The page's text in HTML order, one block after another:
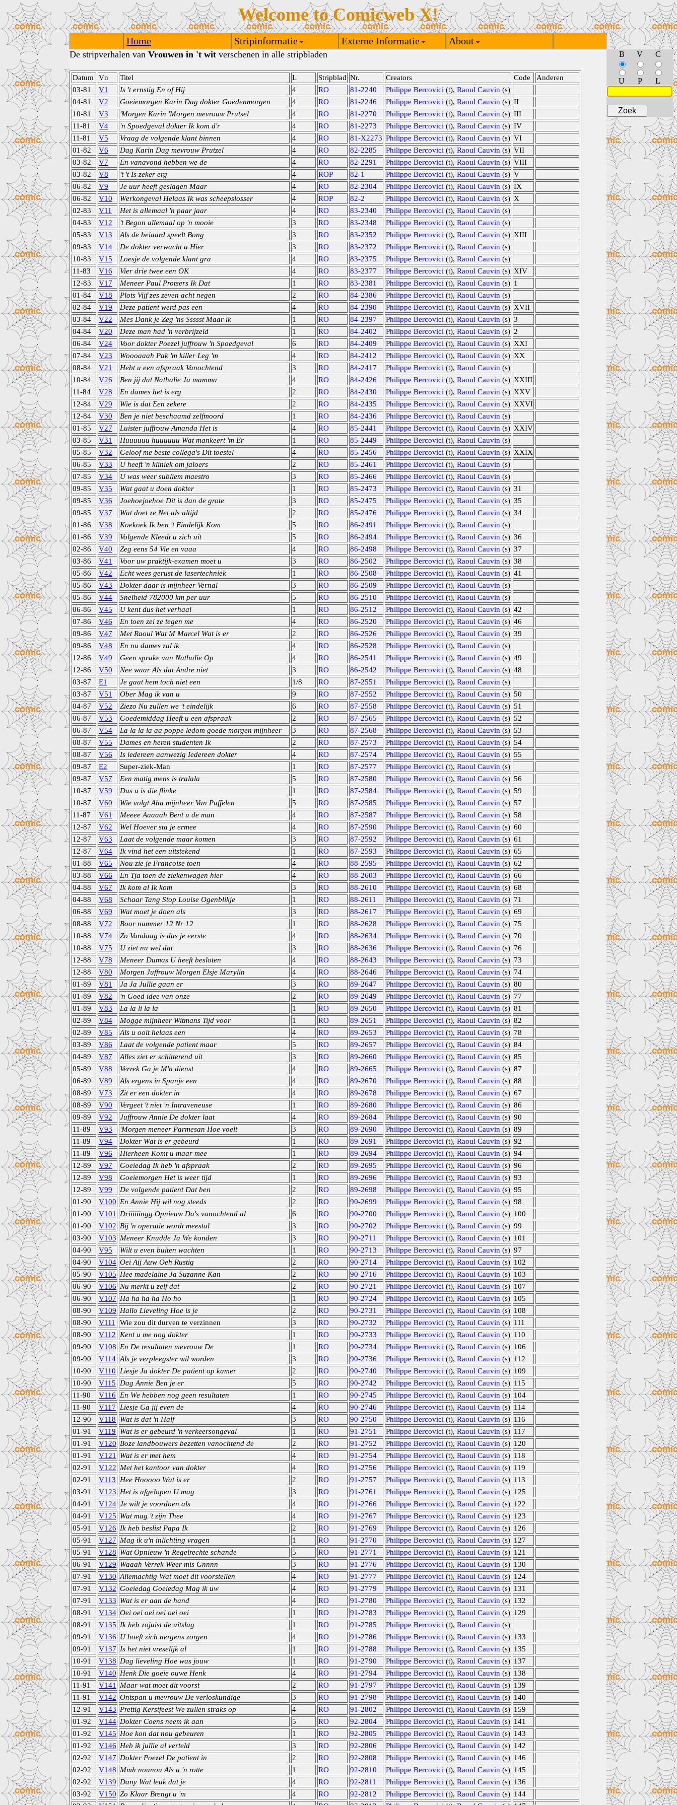
Welcome to Comicweb X!
Home Stripinformatie Externe Informatie About
De stripverhalen van Vrouwen in 't wit verschenen in alle stripbladen
Datum Vn Titel L Stripblad Nr. Creators Code
Anderen
03-81
V1 Is 't ernstig En of Hij 4 RO 81-2240 Philippe Bercovici (t), Raoul Cauvin (s)
04-81
V2 Goeiemorgen Karin Dag dokter Goedenmorgen 4 RO 81-2246 Philippe Bercovici (t), Raoul Cauvin (s) II
10-81
V3 'Morgen Karin 'Morgen mevrouw Prutsel 4 RO 81-2270 Philippe Bercovici (t), Raoul Cauvin (s) III
11-81
V4 'n Spoedgeval dokter Ik kom d'r 4 RO 81-2273 Philippe Bercovici (t), Raoul Cauvin (s) IV
11-81
V5 Vraag de volgende klant binnen 4 RO 81-X2273 Philippe Bercovici (t), Raoul Cauvin (s) VI
01-82
V6 Dag Karin Dag mevrouw Prutzel 4 RO 82-2285 Philippe Bercovici (t), Raoul Cauvin (s) VII
03-82
V7 En vanavond hebben we de 4 RO 82-2291 Philippe Bercovici (t), Raoul Cauvin (s) VIII
03-82
V8 't 't Is zeker erg 4 ROP 82-1 Philippe Bercovici (t), Raoul Cauvin (s) V
06-82
V9 Je uur heeft geslagen Maar 4 RO 82-2304 Philippe Bercovici (t), Raoul Cauvin (s) IX
06-82
V10 Werkongeval Helaas Ik was scheepslosser 4 ROP 82-2 Philippe Bercovici (t), Raoul Cauvin (s) X
02-83
V11 Het is allemaal 'n paar jaar 4 RO 83-2340 Philippe Bercovici (t), Raoul Cauvin (s)
04-83
V12 't Begon allemaal op 'n mooie 3 RO 83-2348 Philippe Bercovici (t), Raoul Cauvin (s)
05-83
V13 Als de beiaard speelt Bong 3 RO 83-2352 Philippe Bercovici (t), Raoul Cauvin (s) XIII
09-83
V14 De dokter verwacht u Hier 3 RO 83-2372 Philippe Bercovici (t), Raoul Cauvin (s)
10-83
V15 Loesje de volgende klant gra 4 RO 83-2375 Philippe Bercovici (t), Raoul Cauvin (s)
11-83
V16 Vier drie twee een OK 4 RO 83-2377 Philippe Bercovici (t), Raoul Cauvin (s) XIV
12-83
V17 Meneer Paul Protsers Ik Dat 1 RO 83-2381 Philippe Bercovici (t), Raoul Cauvin (s) 1
01-84
V18 Plots Vijf zes zeven acht negen 2 RO 84-2386 Philippe Bercovici (t), Raoul Cauvin (s)
02-84
V19 Deze patient werd pas een 4 RO 84-2390 Philippe Bercovici (t), Raoul Cauvin (s) XVII
03-84
V22 Mes Dank je Zeg 'ns Ssssst Maar ik 1 RO 84-2397 Philippe Bercovici (t), Raoul Cauvin (s) 3
04-84
V20 Deze man had 'n verbrijzeld 1 RO 84-2402 Philippe Bercovici (t), Raoul Cauvin (s) 2
06-84
V24 Voor dokter Poezel juffrouw 'n Spoedgeval 6 RO 84-2409 Philippe Bercovici (t), Raoul Cauvin (s) XXI
07-84
V23 Woooaaah Pak 'm killer Leg 'm 4 RO 84-2412 Philippe Bercovici (t), Raoul Cauvin (s) XX
08-84
V21 Hebt u een afspraak Vanochtend 3 RO 84-2417 Philippe Bercovici (t), Raoul Cauvin (s)
10-84
V26 Ben jij dat Nathalie Ja mamma 4 RO 84-2426 Philippe Bercovici (t), Raoul Cauvin (s) XXIII
11-84
V28 En dames het is erg 2 RO 84-2430 Philippe Bercovici (t), Raoul Cauvin (s) XXV
12-84
V29 Wie is dat Een zekere 2 RO 84-2435 Philippe Bercovici (t), Raoul Cauvin (s) XXVI
12-84
V30 Ben je niet beschaamd zelfmoord 1 RO 84-2436 Philippe Bercovici (t), Raoul Cauvin (s)
01-85
V27 Luister juffrouw Amanda Het is 4 RO 85-2441 Philippe Bercovici (t), Raoul Cauvin (s) XXIV
03-85
V31 Huuuuuu huuuuuu Wat mankeert 'm Er 1 RO 85-2449 Philippe Bercovici (t), Raoul Cauvin (s)
05-85
V32 Geloof me beste collega's Dit toestel 4 RO 85-2456 Philippe Bercovici (t), Raoul Cauvin (s) XXIX
06-85
V33 U heeft 'n kliniek om jaloers 2 RO 85-2461 Philippe Bercovici (t), Raoul Cauvin (s)
07-85
V34 U was weer subliem maestro 3 RO 85-2466 Philippe Bercovici (t), Raoul Cauvin (s)
09-85
V35 Wat gaat u doen dokter 1 RO 85-2473 Philippe Bercovici (t), Raoul Cauvin (s) 31
09-85
V36 Joehoejoehoe Dit is dan de grote 3 RO 85-2475 Philippe Bercovici (t), Raoul Cauvin (s) 35
09-85
V37 Wat doet ze Net als altijd 2 RO 85-2476 Philippe Bercovici (t), Raoul Cauvin (s) 34
01-86
V38 Koekoek Ik ben 't Eindelijk Kom 5 RO 86-2491 Philippe Bercovici (t), Raoul Cauvin (s)
01-86
V39 Volgende Kleedt u zich uit 5 RO 86-2494 Philippe Bercovici (t), Raoul Cauvin (s) 36
02-86
V40 Zeg eens 54 Vie en vaaa 4 RO 86-2498 Philippe Bercovici (t), Raoul Cauvin (s) 37
03-86
V41 Voor uw praktijk-examen moet u 3 RO 86-2502 Philippe Bercovici (t), Raoul Cauvin (s) 38
05-86
V42 Echt wees gerust de lasertechniek 1 RO 86-2508 Philippe Bercovici (t), Raoul Cauvin (s) 41
05-86
V43 Dokter daar is mijnheer Vernal 3 RO 86-2509 Philippe Bercovici (t), Raoul Cauvin (s)
05-86
V44 Snelheid 782000 km per uur 5 RO 86-2510 Philippe Bercovici (t), Raoul Cauvin (s)
06-86
V45 U kent dus het verhaal 1 RO 86-2512 Philippe Bercovici (t), Raoul Cauvin (s) 42
07-86
V46 En toen zei ze tegen me 4 RO 86-2520 Philippe Bercovici (t), Raoul Cauvin (s) 46
09-86
V47 Met Raoul Wat M Marcel Wat is er 2 RO 86-2526 Philippe Bercovici (t), Raoul Cauvin (s) 39
09-86
V48 En nu dames zal ik 4 RO 86-2528 Philippe Bercovici (t), Raoul Cauvin (s)
12-86
V49 Geen sprake van Nathalie Op 4 RO 86-2541 Philippe Bercovici (t), Raoul Cauvin (s) 49
12-86
V50 Nee waar Als dat Andre niet 3 RO 86-2542 Philippe Bercovici (t), Raoul Cauvin (s) 48
03-87
E1 Je gaat hem toch niet een 1/8 RO 87-2551 Philippe Bercovici (t), Raoul Cauvin (s)
03-87
V51 Ober Mag ik van u 9 RO 87-2552 Philippe Bercovici (t), Raoul Cauvin (s) 50
04-87
V52 Ziezo Nu zullen we 't eindelijk 6 RO 87-2558 Philippe Bercovici (t), Raoul Cauvin (s) 51
06-87
V53 Goedemiddag Heeft u een afspraak 2 RO 87-2565 Philippe Bercovici (t), Raoul Cauvin (s) 52
06-87
V54 La la la la aa poppe ledom goede morgen mijnheer 3 RO 87-2568 Philippe Bercovici (t), Raoul Cauvin (s) 53
08-87
V55 Dames en heren studenten Ik 2 RO 87-2573 Philippe Bercovici (t), Raoul Cauvin (s) 54
08-87
V56 Is iedereen aanwezig Iedereen dokter 4 RO 87-2574 Philippe Bercovici (t), Raoul Cauvin (s) 55
09-87
E2 Super-ziek-Man 1 RO 87-2577 Philippe Bercovici (t), Raoul Cauvin (s)
09-87
V57 Een matig mens is tralala 5 RO 87-2580 Philippe Bercovici (t), Raoul Cauvin (s) 56
10-87
V59 Dus u is die flinke 1 RO 87-2584 Philippe Bercovici (t), Raoul Cauvin (s) 59
10-87
V60 Wie volgt Aha mijnheer Van Puffelen 5 RO 87-2585 Philippe Bercovici (t), Raoul Cauvin (s) 57
11-87
V61 Meeee Aaaaah Bent u de man 4 RO 87-2587 Philippe Bercovici (t), Raoul Cauvin (s) 58
12-87
V62 Wel Hoever sta je ermee 4 RO 87-2590 Philippe Bercovici (t), Raoul Cauvin (s) 60
12-87
V63 Laat de volgende maar komen 3 RO 87-2592 Philippe Bercovici (t), Raoul Cauvin (s) 61
12-87
V64 Ik vind het een uitstekend 1 RO 87-2593 Philippe Bercovici (t), Raoul Cauvin (s) 65
01-88
V65 Nou zie je Francoise toen 4 RO 88-2595 Philippe Bercovici (t), Raoul Cauvin (s) 62
03-88
V66 En Tja toen de ziekenwagen hier 4 RO 88-2603 Philippe Bercovici (t), Raoul Cauvin (s) 66
04-88
V67 Ik kom al Ik kom 3 RO 88-2610 Philippe Bercovici (t), Raoul Cauvin (s) 68
04-88
V68 Schaar Tang Stop Louise Ogenblikje 1 RO 88-2611 Philippe Bercovici (t), Raoul Cauvin (s) 71
06-88
V69 Wat moet je doen als 3 RO 88-2617 Philippe Bercovici (t), Raoul Cauvin (s) 69
08-88
V72 Boor nummer 12 Nr 12 1 RO 88-2628 Philippe Bercovici (t), Raoul Cauvin (s) 75
10-88
V74 Zo Vandaag is dus je eerste 4 RO 88-2634 Philippe Bercovici (t), Raoul Cauvin (s) 70
10-88
V75 U ziet nu wel dat 3 RO 88-2636 Philippe Bercovici (t), Raoul Cauvin (s) 76
12-88
V78 Meneer Dumas U heeft besloten 4 RO 88-2643 Philippe Bercovici (t), Raoul Cauvin (s) 73
12-88
V80 Morgen Juffrouw Morgen Elsje Marylin 4 RO 88-2646 Philippe Bercovici (t), Raoul Cauvin (s) 74
01-89
V81 Ja Ja Jullie gaan er 3 RO 89-2647 Philippe Bercovici (t), Raoul Cauvin (s) 80
01-89
V82 'n Goed idee van onze 2 RO 89-2649 Philippe Bercovici (t), Raoul Cauvin (s) 77
01-89
V83 La la li la la 1 RO 89-2650 Philippe Bercovici (t), Raoul Cauvin (s) 81
02-89
V84 Mogge mijnheer Witmans Tijd voor 1 RO 89-2651 Philippe Bercovici (t), Raoul Cauvin (s) 82
02-89
V85 Als u ooit helaas een 4 RO 89-2653 Philippe Bercovici (t), Raoul Cauvin (s) 78
03-89
V86 Laat de volgende patient maar 5 RO 89-2657 Philippe Bercovici (t), Raoul Cauvin (s) 84
04-89
V87 Alles ziet er schitterend uit 3 RO 89-2660 Philippe Bercovici (t), Raoul Cauvin (s) 85
05-89
V88 Verrek Ga je M'n dienst 4 RO 89-2665 Philippe Bercovici (t), Raoul Cauvin (s) 87
06-89
V89 Als ergens in Spanje een 4 RO 89-2670 Philippe Bercovici (t), Raoul Cauvin (s) 88
08-89
V73 Zit er een dokter in 4 RO 89-2678 Philippe Bercovici (t), Raoul Cauvin (s) 67
08-89
V90 Vergeet 't niet 'n Intraveneuse 1 RO 89-2680 Philippe Bercovici (t), Raoul Cauvin (s) 86
09-89
V92 Juffrouw Annie De dokter laat 4 RO 89-2684 Philippe Bercovici (t), Raoul Cauvin (s) 90
11-89
V93 'Morgen meneer Parmesan Hoe voelt 3 RO 89-2690 Philippe Bercovici (t), Raoul Cauvin (s) 89
11-89
V94 Dokter Wat is er gebeurd 1 RO 89-2691 Philippe Bercovici (t), Raoul Cauvin (s) 92
11-89
V96 Hierheen Komt u maar mee 1 RO 89-2694 Philippe Bercovici (t), Raoul Cauvin (s) 94
12-89
V97 Goeiedag Ik heb 'n afspraak 2 RO 89-2695 Philippe Bercovici (t), Raoul Cauvin (s) 96
12-89
V98 Goeiemorgen Het is weer tijd 1 RO 89-2696 Philippe Bercovici (t), Raoul Cauvin (s) 93
12-89
V99 De volgende patient Dat ben 2 RO 89-2698 Philippe Bercovici (t), Raoul Cauvin (s) 95
01-90
V100 En Annie Hij wil nog steeds 2 RO 90-2699 Philippe Bercovici (t), Raoul Cauvin (s) 98
01-90
V101 Driiiiiingg Opnieuw Da's vanochtend al 6 RO 90-2700 Philippe Bercovici (t), Raoul Cauvin (s) 100
01-90
V102 Bij 'n operatie wordt meestal 3 RO 90-2702 Philippe Bercovici (t), Raoul Cauvin (s) 99
03-90
V103 Meneer Knudde Ja We konden 3 RO 90-2711 Philippe Bercovici (t), Raoul Cauvin (s) 101
04-90
V95 Wilt u even buiten wachten 1 RO 90-2713 Philippe Bercovici (t), Raoul Cauvin (s) 97
04-90
V104 Oei Aij Auw Oeh Rustig 2 RO 90-2714 Philippe Bercovici (t), Raoul Cauvin (s) 102
05-90
V105 Hee madelaine Ja Suzanne Kan 2 RO 90-2716 Philippe Bercovici (t), Raoul Cauvin (s) 103
06-90
V106 Nu merkt u zelf dat 2 RO 90-2721 Philippe Bercovici (t), Raoul Cauvin (s) 107
06-90
V107 Ha ha ha ha Ho ho 1 RO 90-2724 Philippe Bercovici (t), Raoul Cauvin (s) 105
08-90
V109 Hallo Lieveling Hoe is je 2 RO 90-2731 Philippe Bercovici (t), Raoul Cauvin (s) 108
08-90
V111 Wie zou dit durven te verzinnen 3 RO 90-2732 Philippe Bercovici (t), Raoul Cauvin (s) 111
08-90
V112 Kent u me nog dokter 1 RO 90-2733 Philippe Bercovici (t), Raoul Cauvin (s) 110
09-90
V108 En De resultaten mevrouw De 1 RO 90-2734 Philippe Bercovici (t), Raoul Cauvin (s) 106
09-90
V114 Als je verpleegster wil worden 3 RO 90-2736 Philippe Bercovici (t), Raoul Cauvin (s) 112
10-90
V110 Liesje Ja dokter De patient op kamer 2 RO 90-2740 Philippe Bercovici (t), Raoul Cauvin (s) 109
10-90
V115 Dag Annie Ben je er 5 RO 90-2742 Philippe Bercovici (t), Raoul Cauvin (s) 115
11-90
V116 En We hebben nog geen resultaten 1 RO 90-2745 Philippe Bercovici (t), Raoul Cauvin (s) 104
11-90
V117 Liesje Ga jij even de 4 RO 90-2746 Philippe Bercovici (t), Raoul Cauvin (s) 114
12-90
V118 Wat is dat 'n Half 3 RO 90-2750 Philippe Bercovici (t), Raoul Cauvin (s) 116
01-91
V119 Wat is er gebeurd 'n verkeersongeval 1 RO 91-2751 Philippe Bercovici (t), Raoul Cauvin (s) 117
01-91
V120 Boze landbouwers bezetten vanochtend de 2 RO 91-2752 Philippe Bercovici (t), Raoul Cauvin (s) 120
01-91
V121 Wat is er met hem 4 RO 91-2754 Philippe Bercovici (t), Raoul Cauvin (s) 118
02-91
V122 Met het kantoor van dokter 4 RO 91-2756 Philippe Bercovici (t), Raoul Cauvin (s) 119
02-91
V113 Hee Hooooo Wat is er 2 RO 91-2757 Philippe Bercovici (t), Raoul Cauvin (s) 113
03-91
V123 Het is afgelopen U mag 3 RO 91-2761 Philippe Bercovici (t), Raoul Cauvin (s) 125
04-91
V124 Je wilt je voordoen als 4 RO 91-2766 Philippe Bercovici (t), Raoul Cauvin (s) 122
04-91
V125 Wat mag 't zijn Thee 4 RO 91-2767 Philippe Bercovici (t), Raoul Cauvin (s) 123
05-91
V126 Ik heb beslist Papa Ik 2 RO 91-2769 Philippe Bercovici (t), Raoul Cauvin (s) 126
05-91
V127 Mag ik u'n inlichting vragen 1 RO 91-2770 Philippe Bercovici (t), Raoul Cauvin (s) 127
05-91
V128 Wat Opnieuw 'n Regelrechte schande 5 RO 91-2771 Philippe Bercovici (t), Raoul Cauvin (s) 121
06-91
V129 Waaah Verrek Weer mis Gnnnn 3 RO 91-2776 Philippe Bercovici (t), Raoul Cauvin (s) 130
07-91
V130 Allemachtig Wat moet dit voorstellen 4 RO 91-2777 Philippe Bercovici (t), Raoul Cauvin (s) 124
07-91
V132 Goeiedag Goeiedag Mag ik uw 4 RO 91-2779 Philippe Bercovici (t), Raoul Cauvin (s) 131
07-91
V133 Wat is er aan de hand 4 RO 91-2780 Philippe Bercovici (t), Raoul Cauvin (s) 132
08-91
V134 Oei oei oei oei oei oei 1 RO 91-2783 Philippe Bercovici (t), Raoul Cauvin (s) 129
08-91
V135 Ik heb zojuist de uitslag 1 RO 91-2785 Philippe Bercovici (t), Raoul Cauvin (s)
09-91
V136 U hoeft zich nergens zorgen 4 RO 91-2786 Philippe Bercovici (t), Raoul Cauvin (s) 133
09-91
V137 Is het niet vreselijk al 1 RO 91-2788 Philippe Bercovici (t), Raoul Cauvin (s) 135
10-91
V138 Dag lieveling Hoe was jouw 1 RO 91-2790 Philippe Bercovici (t), Raoul Cauvin (s) 137
10-91
V140 Henk Die goeie ouwe Henk 4 RO 91-2794 Philippe Bercovici (t), Raoul Cauvin (s) 138
11-91
V141 Maar wat moet dit voorst 2 RO 91-2797 Philippe Bercovici (t), Raoul Cauvin (s) 139
11-91
V142 Ontspan u mevrouw De verloskundige 3 RO 91-2798 Philippe Bercovici (t), Raoul Cauvin (s) 140
12-91
V143 Prettig Kerstfeest We zullen straks op 4 RO 91-2802 Philippe Bercovici (t), Raoul Cauvin (s) 159
01-92
V144 Dokter Coens neem ik aan 5 RO 92-2804 Philippe Bercovici (t), Raoul Cauvin (s) 141
01-92
V145 Hoe kon dat nou gebeuren 1 RO 92-2805 Philippe Bercovici (t), Raoul Cauvin (s) 143
01-92
V146 Heb ik jullie al verteld 3 RO 92-2806 Philippe Bercovici (t), Raoul Cauvin (s) 142
02-92
V147 Dokter Poezel De patient in 2 RO 92-2808 Philippe Bercovici (t), Raoul Cauvin (s) 146
02-92
V148 Mmh nounou Als u 'n rotte 1 RO 92-2810 Philippe Bercovici (t), Raoul Cauvin (s) 145
02-92
V139 Dany Wat leuk dat je 4 RO 92-2811 Philippe Bercovici (t), Raoul Cauvin (s) 136
03-92
V150 Zo Klaar Brengt u 'm 4 RO 92-2812 Philippe Bercovici (t), Raoul Cauvin (s) 144
B V C
U P L